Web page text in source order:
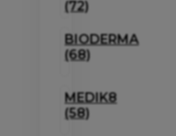
(72)
BIODERMA
(68)
MEDIK8
(58)